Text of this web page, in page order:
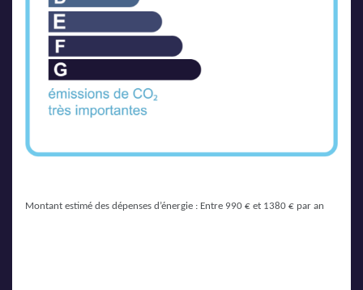
Montant estimé des dépenses d’énergie : Entre 990 € et 1380 € par an